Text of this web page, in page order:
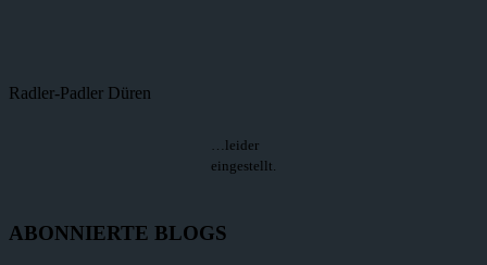
Radler-Padler Düren
…leider
eingestellt.
ABONNIERTE BLOGS